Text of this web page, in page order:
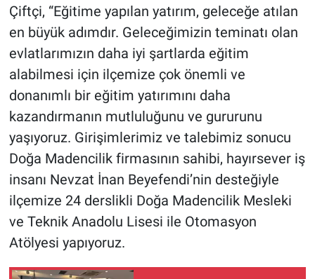
Çiftçi, “Eğitime yapılan yatırım, geleceğe atılan
en büyük adımdır. Geleceğimizin teminatı olan
evlatlarımızın daha iyi şartlarda eğitim
alabilmesi için ilçemize çok önemli ve
donanımlı bir eğitim yatırımını daha
kazandırmanın mutluluğunu ve gururunu
yaşıyoruz. Girişimlerimiz ve talebimiz sonucu
Doğa Madencilik firmasının sahibi, hayırsever iş
insanı Nevzat İnan Beyefendi’nin desteğiyle
ilçemize 24 derslikli Doğa Madencilik Mesleki
ve Teknik Anadolu Lisesi ile Otomasyon
Atölyesi yapıyoruz.